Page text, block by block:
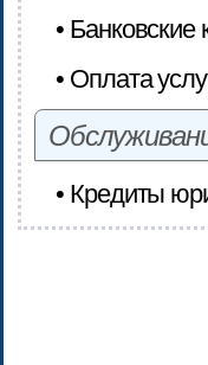
• Банковские
• Оплата
• Кредиты